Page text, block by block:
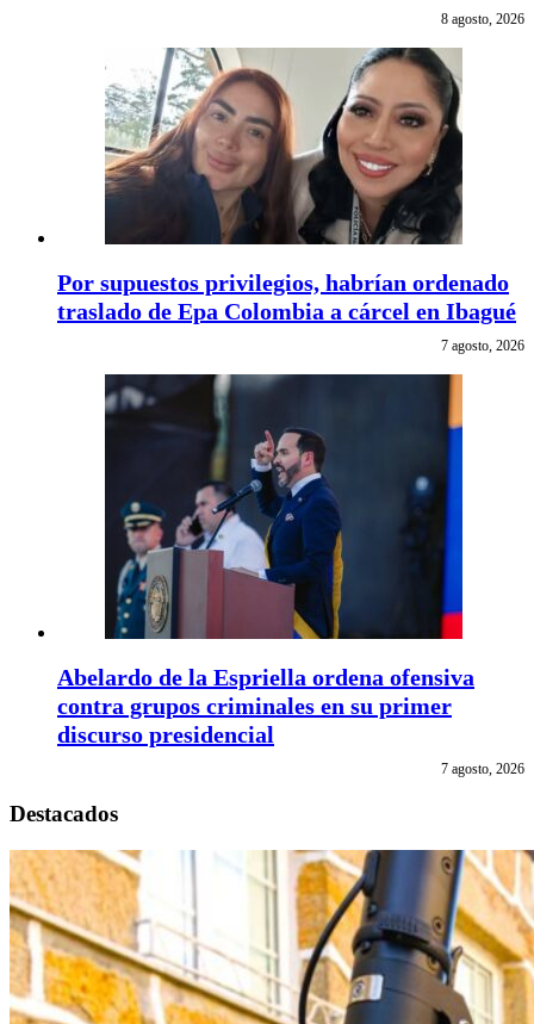
8 agosto, 2026
Por supuestos privilegios, habrían ordenado
traslado de Epa Colombia a cárcel en Ibagué
7 agosto, 2026
Abelardo de la Espriella ordena ofensiva
contra grupos criminales en su primer
discurso presidencial
7 agosto, 2026
Destacados